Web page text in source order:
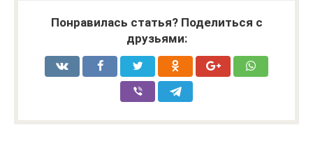
Понравилась статья? Поделиться с
друзьями: